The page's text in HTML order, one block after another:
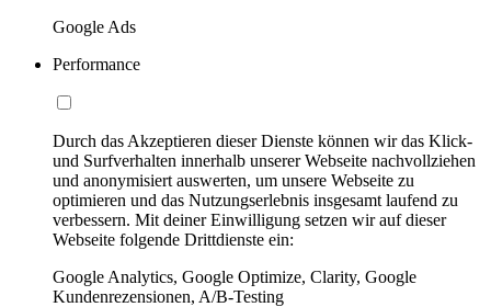
Google Ads
Performance
Durch das Akzeptieren dieser Dienste können wir das Klick-
und Surfverhalten innerhalb unserer Webseite nachvollziehen
und anonymisiert auswerten, um unsere Webseite zu
optimieren und das Nutzungserlebnis insgesamt laufend zu
verbessern. Mit deiner Einwilligung setzen wir auf dieser
Webseite folgende Drittdienste ein:
Google Analytics, Google Optimize, Clarity, Google
Kundenrezensionen, A/B-Testing